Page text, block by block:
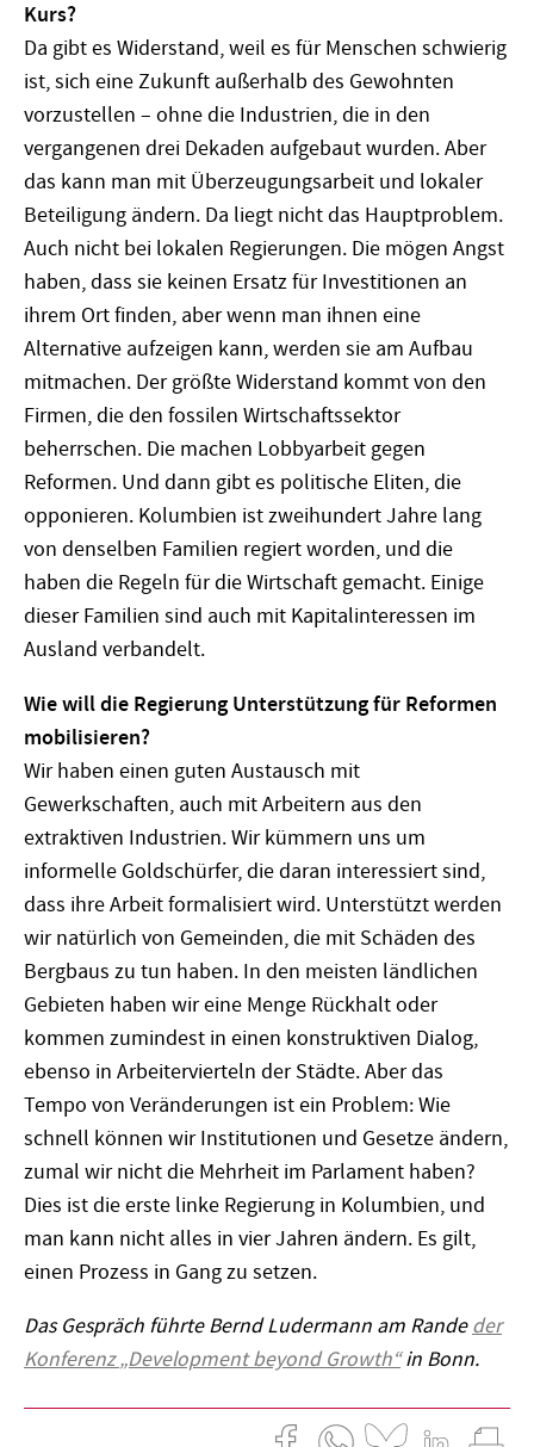
Kurs?
Da gibt es Widerstand, weil es für Menschen schwierig
ist, sich eine Zukunft außerhalb des Gewohnten
vorzustellen – ohne die Industrien, die in den
vergangenen drei Dekaden aufgebaut wurden. Aber
das kann man mit Überzeugungsarbeit und lokaler
Beteiligung ändern. Da liegt nicht das Hauptproblem.
Auch nicht bei lokalen Regierungen. Die mögen Angst
haben, dass sie keinen Ersatz für Investitionen an
ihrem Ort finden, aber wenn man ihnen eine
Alternative aufzeigen kann, werden sie am Aufbau
mitmachen. Der größte Widerstand kommt von den
Firmen, die den fossilen Wirtschaftssektor
beherrschen. Die machen Lobbyarbeit gegen
Reformen. Und dann gibt es politische Eliten, die
opponieren. Kolumbien ist zweihundert Jahre lang
von denselben Familien regiert worden, und die
haben die Regeln für die Wirtschaft gemacht. Einige
dieser Familien sind auch mit Kapitalinteressen im
Ausland verbandelt.
Wie will die Regierung Unterstützung für Reformen
mobilisieren?
Wir haben einen guten Austausch mit
Gewerkschaften, auch mit Arbeitern aus den
extraktiven Industrien. Wir kümmern uns um
informelle Goldschürfer, die daran interessiert sind,
dass ihre Arbeit formalisiert wird. Unterstützt werden
wir natürlich von Gemeinden, die mit Schäden des
Bergbaus zu tun haben. In den meisten ländlichen
Gebieten haben wir eine Menge Rückhalt oder
kommen zumindest in einen konstruktiven Dialog,
ebenso in Arbeitervierteln der Städte. Aber das
Tempo von Veränderungen ist ein Problem: Wie
schnell können wir Institutionen und Gesetze ändern,
zumal wir nicht die Mehrheit im Parlament haben?
Dies ist die erste linke Regierung in Kolumbien, und
man kann nicht alles in vier Jahren ändern. Es gilt,
einen Prozess in Gang zu setzen.
Das Gespräch führte Bernd Ludermann am Randeder
Konferenz„Development beyond Growth“in Bonn.